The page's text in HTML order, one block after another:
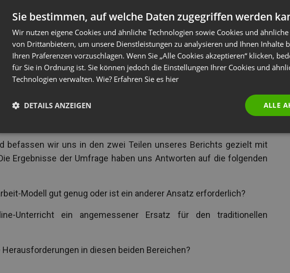
überwältigt, wie sich die Art und Weise, wie wir arbeiten und
aber da wir jetzt am Anfang Oktober stehen (sieben Monate nach
möchten wir uns einen neuen Überblick über die Situation
haben wir eine weitere Umfrage durchgeführt, um Antworten von
in Deutschland zu erhalten.
war, dieaktuelleSituation
in zwei Bereichen zu untersuchen:
befassen wir uns in den zwei Teilen unseres Berichts gezielt mit
Ergebnisse der Umfrage haben uns Antworten auf die folgenden
Modell gut genug oder ist ein anderer Ansatz erforderlich?
Unterricht ein angemessener Ersatz für den traditionellen
Herausforderungen in diesen beiden Bereichen?
Sie bestimmen, auf welche Daten zugegriffen werden
Wir nutzen eigene Cookies und ähnliche Technologien sowie Cookies und
von Drittanbietern, um unsere Dienstleistungen zu analysieren und Ihnen Inhalte
Ihren Präferenzen vorzuschlagen. Wenn Sie „Alle Cookies akzeptieren“ klicken,
für Sie in Ordnung ist. Sie können jedoch die Einstellungen Ihrer Cookies und
Technologien verwalten. Wie? Erfahren Sie es hier
ALLE
DETAILS ANZEIGEN